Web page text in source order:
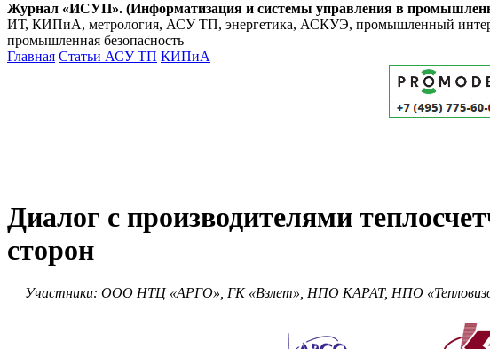
Журнал «ИСУП». (Информатизация и системы управления в
ИТ, КИПиА, метрология, АСУ ТП, энергетика, АСКУЭ, промышленный
промышленная безопасность
Главная Статьи АСУ ТП КИПиА
Диалог с производителями
сторон
Участники: ООО НТЦ «АРГО», ГК «Взлет», НПО КАРАТ, НПО